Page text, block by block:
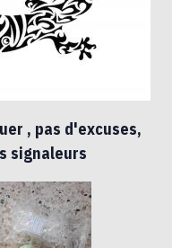
, pas d'excuses,
signaleurs